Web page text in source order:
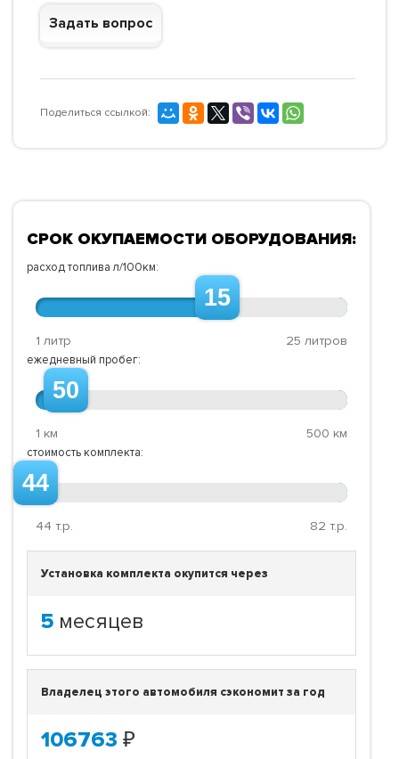
Задать вопрос
Поделиться ссылкой:
СРОК ОКУПАЕМОСТИ ОБОРУДОВАНИЯ:
расход топлива л/100км:
15
1 литр 25 литров
ежедневный пробег:
50
1 км 500 км
стоимость комплекта:
44
44 т.р. 82 т.р.
Установка комплекта окупится через
5 месяцев
Владелец этого автомобиля сэкономит за год
106763 ₽